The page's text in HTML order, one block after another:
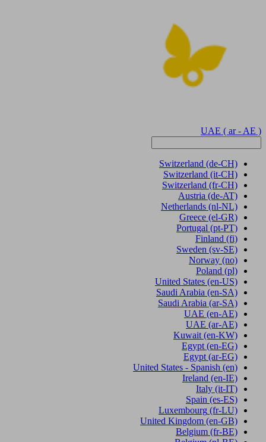
UAE ( ar - AE )
Switzerland (de-CH)
Switzerland (it-CH)
Switzerland (fr-CH)
Austria (de-AT)
Netherlands (nl-NL)
Greece (el-GR)
Portugal (pt-PT)
Finland (fi)
Sweden (sv-SE)
Norway (no)
Poland (pl)
United States (en-US)
Saudi Arabia (en-SA)
Saudi Arabia (ar-SA)
UAE (en-AE)
UAE (ar-AE)
Kuwait (en-KW)
Egypt (en-EG)
Egypt (ar-EG)
United States - Spanish (en)
Ireland (en-IE)
Italy (it-IT)
Spain (es-ES)
Luxembourg (fr-LU)
United Kingdom (en-GB)
Belgium (fr-BE)